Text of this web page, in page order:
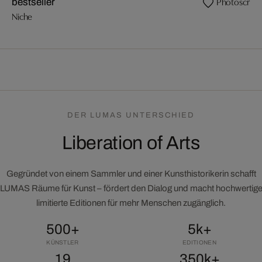
Niche
DER LUMAS UNTERSCHIED
Liberation of Arts
Gegründet von einem Sammler und einer Kunsthistorikerin schafft
LUMAS Räume für Kunst – fördert den Dialog und macht hochwertige
limitierte Editionen für mehr Menschen zugänglich.
500+
KÜNSTLER
5k+
EDITIONEN
19 350k+